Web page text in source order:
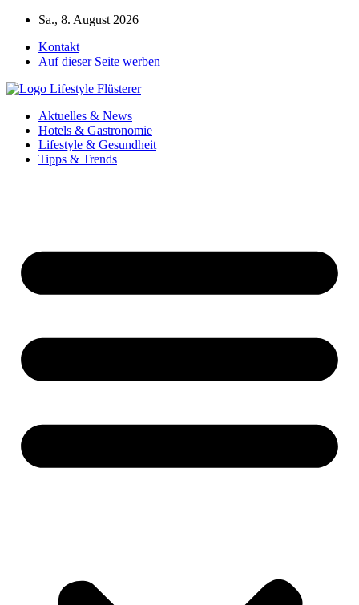
Zum
springen
Sa., 8. August 2026
Kontakt
Auf dieser Seite werben
Aktuelles & News
Hotels & Gastronomie
Lifestyle & Gesundheit
Tipps & Trends